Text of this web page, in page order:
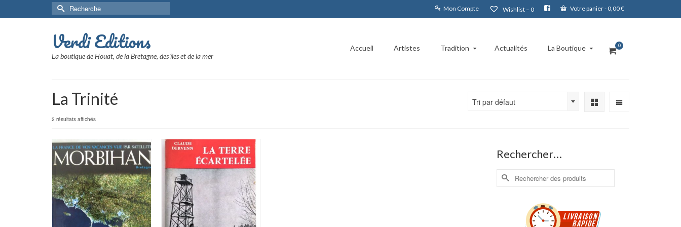
Mon Compte Wishlist – 0 Votre panier- 0,00€
Rechercher :
Verdi Editions
La boutique de Houat, de la Bretagne, des îles et de la mer
Accueil Artistes Tradition Actualités La Boutique 0
La Trinité
2 résultats affichés
Tri par défaut
Rechercher…
Rechercher :